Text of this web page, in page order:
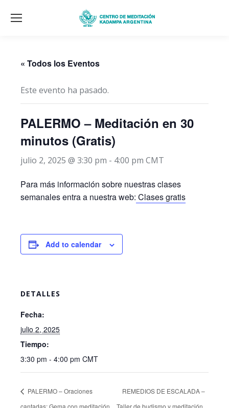
« Todos los Eventos
Este evento ha pasado.
PALERMO – Meditación en 30
minutos (Gratis)
julio 2, 2025 @ 3:30 pm - 4:00 pm CMT
Para más información sobre nuestras clases
semanales entra a nuestra web: Clases gratis
Add to calendar
DETALLES
Fecha:
julio 2, 2025
Tiempo:
3:30 pm - 4:00 pm CMT
PALERMO – Oraciones
cantadas: Gema con meditación
REMEDIOS DE ESCALADA –
Taller de budismo y meditación